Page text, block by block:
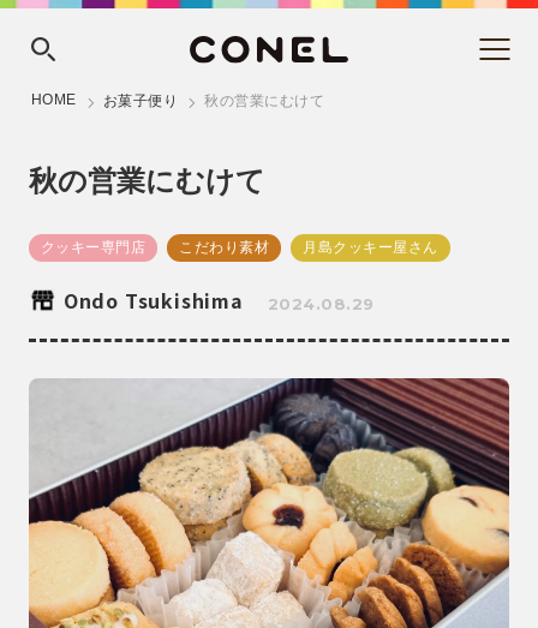
HOME お菓子便り 秋の営業にむけて
秋の営業にむけて
クッキー専門店 こだわり素材 月島クッキー屋さん
Ondo Tsukishima 2024.08.29